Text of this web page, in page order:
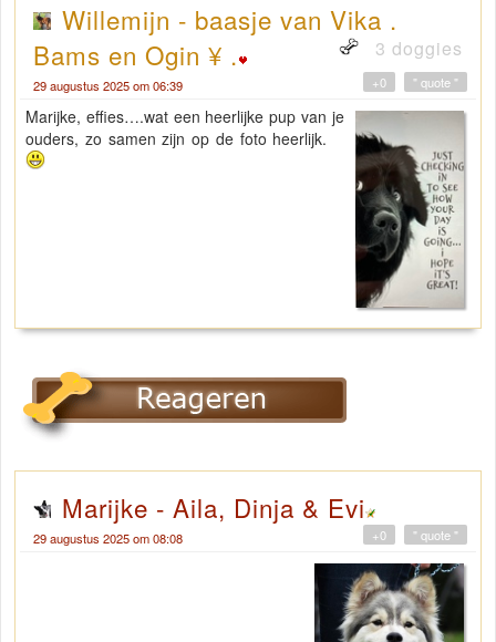
Willemijn - baasje van Vika .
Bams en Ogin ¥ .
3 doggies
29 augustus 2025 om 06:39 " quote "
+0
Marijke, effies….wat een heerlijke pup van je
ouders, zo samen zijn op de foto heerlijk.
Marijke - Aila, Dinja & Evi
29 augustus 2025 om 08:08 " quote "
+0